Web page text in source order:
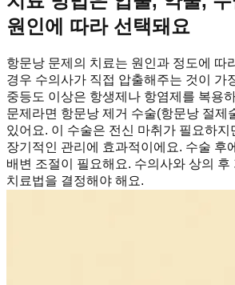
원인에 따라 선택돼요
항문낭 문제의 치료는 원인과 정도에 따
경우 수의사가 직접 압출해주는 것이 가
중등도 이상은 항생제나 항염제를 복용
문제라면 항문낭 제거 수술(항문낭 절제
있어요. 이 수술은 전신 마취가 필요하지
장기적인 관리에 효과적이에요. 수술 후
배변 조절이 필요해요. 수의사와 상의 후
치료법을 결정해야 해요.